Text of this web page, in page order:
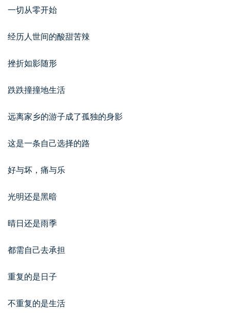
一切从零开始
经历人世间的酸甜苦辣
挫折如影随形
跌跌撞撞地生活
远离家乡的游子成了孤独的身影
这是一条自己选择的路
好与坏，痛与乐
光明还是黑暗
晴日还是雨季
都需自己去承担
重复的是日子
不重复的是生活